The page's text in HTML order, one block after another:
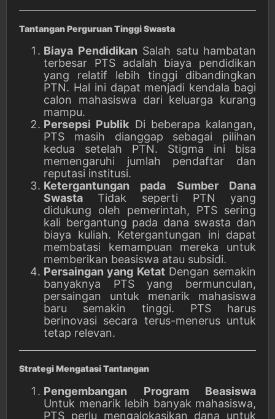
Tantangan Perguruan Tinggi Swasta
Biaya Pendidikan Salah satu hambatan
terbesar PTS adalah biaya pendidikan
yang relatif lebih tinggi dibandingkan
PTN. Hal ini dapat menjadi kendala bagi
calon mahasiswa dari keluarga kurang
mampu.
Persepsi Publik Di beberapa kalangan,
PTS masih dianggap sebagai pilihan
kedua setelah PTN. Stigma ini bisa
memengaruhi jumlah pendaftar dan
reputasi institusi.
Ketergantungan pada Sumber Dana
Swasta Tidak seperti PTN yang
didukung oleh pemerintah, PTS sering
kali bergantung pada dana swasta dan
biaya kuliah. Ketergantungan ini dapat
membatasi kemampuan mereka untuk
memberikan beasiswa atau subsidi.
Persaingan yang KetatDengan semakin
banyaknya PTS yang bermunculan,
persaingan untuk menarik mahasiswa
baru semakin tinggi. PTS harus
berinovasi secara terus-menerus untuk
tetap relevan.
Strategi Mengatasi Tantangan
Pengembangan Program Beasiswa
Untuk menarik lebih banyak mahasiswa,
PTS perlu mengalokasikan dana untuk